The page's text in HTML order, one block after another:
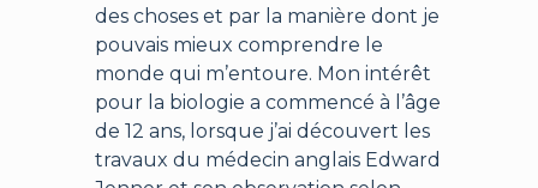
des choses et par la manière dont je
pouvais mieux comprendre le
monde qui m’entoure. Mon intérêt
pour la biologie a commencé à l’âge
de 12 ans, lorsque j’ai découvert les
travaux du médecin anglais Edward